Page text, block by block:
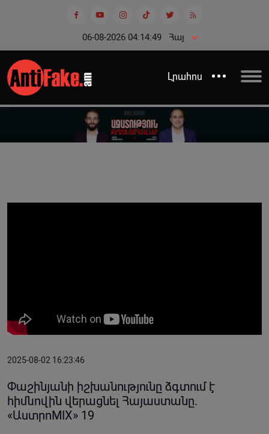
06-08-2026 04:14:49 Հայ
Լրահոս
2025-08-02 16:23:46
Փաշինյանի իշխանությունը ձգտում է
հիմնովին վերացնել Հայաստանը.
«ԱստրոMIX» 19